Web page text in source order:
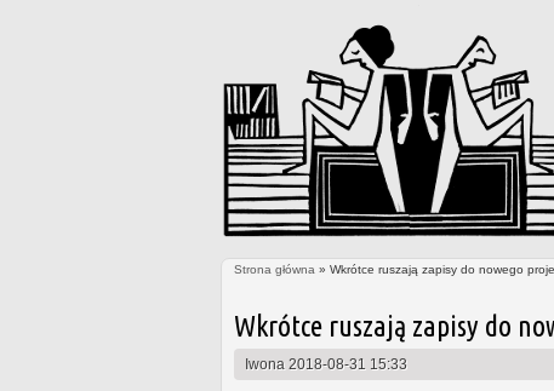
Strona główna » Wkrótce ruszają zapisy do nowego
Wkrótce ruszają zapisy do
Iwona 2018-08-31 15:33